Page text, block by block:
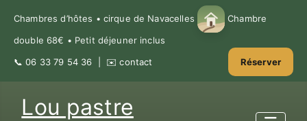
Chambres d’hôtes • cirque de Navacelles Chambre
double 68€ • Petit déjeuner inclus
📞06 33 79 54 36 | ✉️contact Réserver
Lou pastre